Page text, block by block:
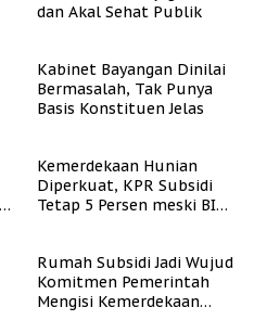
dan Akal Sehat Publik
Kabinet Bayangan Dinilai
Bermasalah, Tak Punya
Basis Konstituen Jelas
Kemerdekaan Hunian
Diperkuat, KPR Subsidi
Tetap 5 Persen meski BI
Rumah Subsidi Jadi Wujud
Komitmen Pemerintah
Mengisi Kemerdekaan